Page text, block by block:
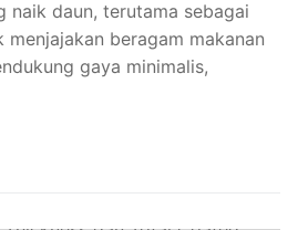
naik daun, terutama sebagai
beragam makanan
gaya minimalis,